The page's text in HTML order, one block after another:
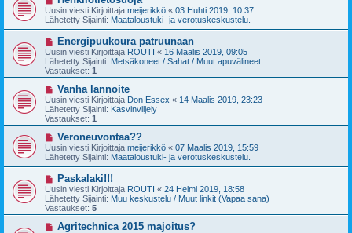
e
s
t
u
s
i
v
e
s
t
Uusin viesti Kirjoittaja meijerikkö « 03 Huhti 2019, 10:37
Lähetetty Sijainti: Maataloustuki- ja verotuskeskustelu.
U
u
s
i
v
s
t
i
Energipuukoura patruunaan
Uusin viesti Kirjoittaja ROUTI « 16 Maalis 2019, 09:05
Lähetetty Sijainti: Metsäkoneet / Sahat / Muut apuvälineet
Vastaukset: 1
U
u
s
i
v
s
t
Vanha lannoite
Uusin viesti Kirjoittaja Don Essex « 14 Maalis 2019, 23:23
Lähetetty Sijainti: Kasvinviljely
Vastaukset: 1
U
u
s
i
v
e
s
t
Veroneuvontaa??
Uusin viesti Kirjoittaja meijerikkö « 07 Maalis 2019, 15:59
Lähetetty Sijainti: Maataloustuki- ja verotuskeskustelu.
U
u
s
i
v
Paskalaki!!!
Uusin viesti Kirjoittaja ROUTI « 24 Helmi 2019, 18:58
Lähetetty Sijainti: Muu keskustelu / Muut linkit (Vapaa sana)
Vastaukset: 5
U
Agritechnica 2015 majoitus?